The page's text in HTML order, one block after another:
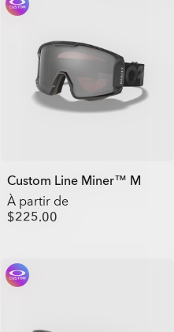
Custom Line Miner™ M
À partir de
$225.00